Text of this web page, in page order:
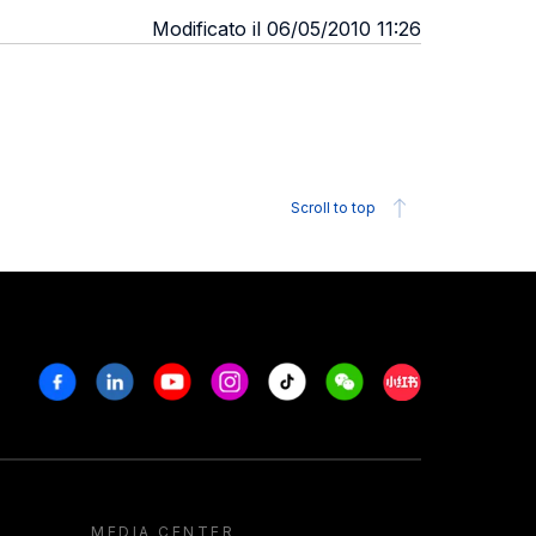
Modificato il 06/05/2010 11:26
Scroll to top
FacebookLinkedinYoutubeInstagram
Tiktok WeechatXiaohongshu/
MEDIA CENTER